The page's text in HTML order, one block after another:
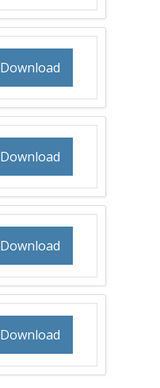
Download
Download
Download
Download